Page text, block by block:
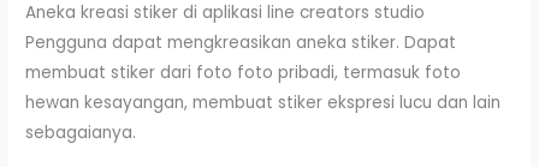
Aneka kreasi stiker di aplikasi line creators studio
Pengguna dapat mengkreasikan aneka stiker. Dapat
membuat stiker dari foto foto pribadi, termasuk foto
hewan kesayangan, membuat stiker ekspresi lucu dan lain
sebagaianya.